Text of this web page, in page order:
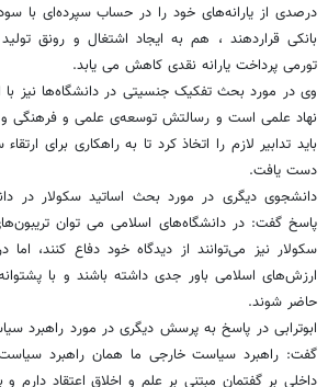
درصدی از یارانه‌های خود را در حساب سپرده‌ای با
بانکی قراردهند ، هم به ایجاد اشتغال و رونق
تورمی پرداخت یارانه نقدی کاهش می یابد.
وی در مورد بحث تفکیک جنسیتی در دانشگاه‌ها نیز با
نهاد علمی است و رسالتش توسعه‌ی علمی و فرهنگی
باید تدابیر لازم را اتخاذ کرد تا به راهکاری برای
دست یافت.
دانشجوی دیگری در مورد بحث اساتید سکولار در
پاسخ گفت: در دانشگاه‌های اسلامی می توان
سکولار نیز می‌توانند از دیدگاه خود دفاع کنند، اما
ارزش‌های اسلامی باور جدی داشته باشند و با
حاضر شوند.
ابوترابی در پاسخ به پرسش دیگری در مورد راهبرد
گفت: راهبرد سیاست خارجی ما همان راهبرد
داخلی بر گفتمان مبتنی بر علم و اخلاق اعتقاد دارم